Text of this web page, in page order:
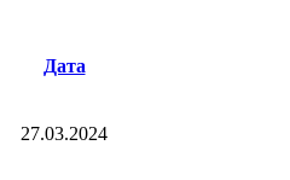
Дата
27.03.2024